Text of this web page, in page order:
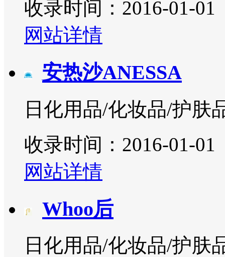
收录时间：2016-01-01
网站详情
安热沙ANESSA
日化用品/化妆品/护肤
收录时间：2016-01-01
网站详情
Whoo后
日化用品/化妆品/护肤